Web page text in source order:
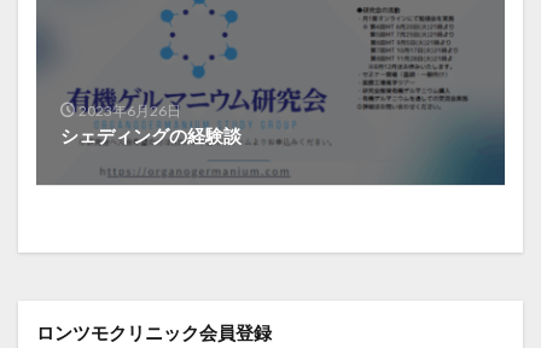
2023年6月26日
シェディングの経験談
ロンツモクリニック会員登録